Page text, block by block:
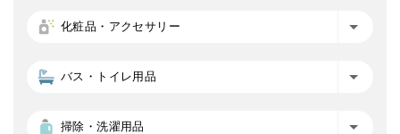
化粧品・アクセサリー
バス・トイレ用品
掃除・洗濯用品